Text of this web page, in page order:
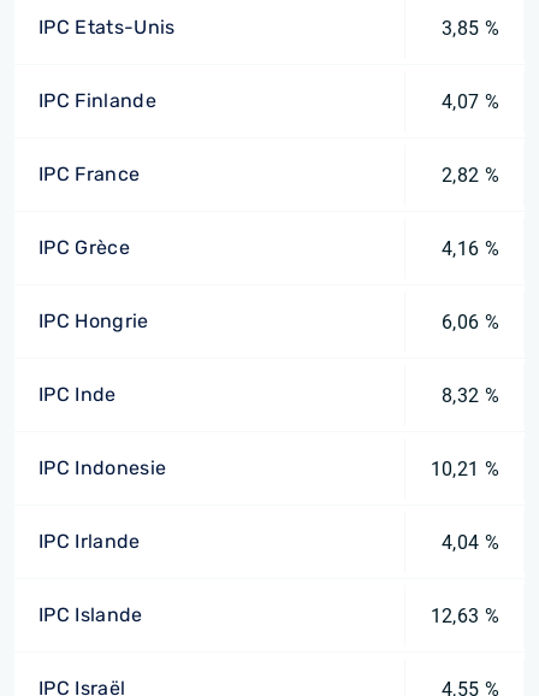
IPC Etats-Unis 3,85 %
IPC Finlande 4,07 %
IPC France 2,82 %
IPC Grèce 4,16 %
IPC Hongrie 6,06 %
IPC Inde 8,32 %
IPC Indonesie 10,21 %
IPC Irlande 4,04 %
IPC Islande 12,63 %
IPC Israël 4,55 %